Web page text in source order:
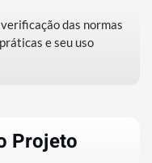
das normas
e seu uso
Projeto